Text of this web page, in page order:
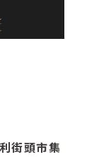
街頭市集